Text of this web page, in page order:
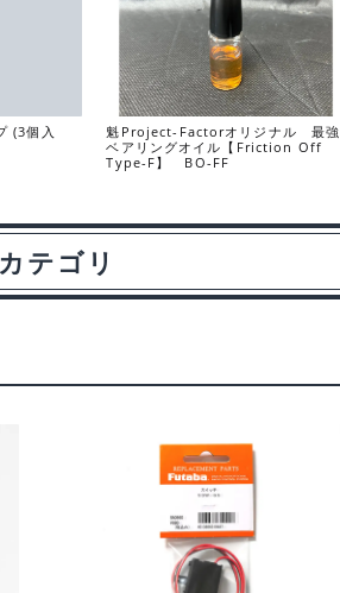
(3個入
魁Project-Factorオリジナル 最強
ベアリングオイル【Friction Off
Type-F】 BO-FF
テゴリ